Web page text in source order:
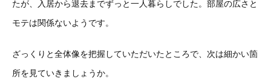
たが、入居から退去までずっと一人暮らしでした。部屋の広さと
モテは関係ないようです。
ざっくりと全体像を把握していただいたところで、次は細かい箇
所を見ていきましょうか。